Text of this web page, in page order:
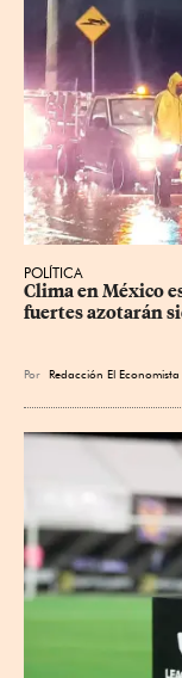
POLÍTICA
Clima en México
fuertes azotarán
Por Redacción El Economista